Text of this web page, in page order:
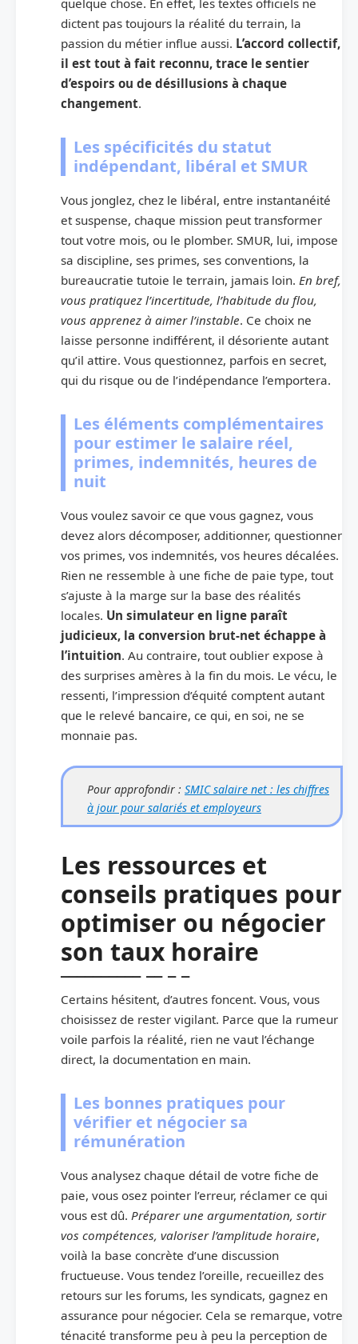
dictent pas toujours la réalité du terrain, la
passion du métier influe aussi. L’accord collectif,
il est tout à fait reconnu, trace le sentier
d’espoirs ou de désillusions à chaque
changement.
Les spécificités du statut
indépendant, libéral et SMUR
Vous jonglez, chez le libéral, entre instantanéité
et suspense, chaque mission peut transformer
tout votre mois, ou le plomber. SMUR, lui, impose
sa discipline, ses primes, ses conventions, la
bureaucratie tutoie le terrain, jamais loin. En bref,
vous pratiquez l’incertitude, l’habitude du flou,
vous apprenez à aimer l’instable. Ce choix ne
laisse personne indifférent, il désoriente autant
qu’il attire. Vous questionnez, parfois en secret,
qui du risque ou de l’indépendance l’emportera.
Les éléments complémentaires
pour estimer le salaire réel,
primes, indemnités, heures de
nuit
Vous voulez savoir ce que vous gagnez, vous
devez alors décomposer, additionner, questionner
vos primes, vos indemnités, vos heures décalées.
Rien ne ressemble à une fiche de paie type, tout
s’ajuste à la marge sur la base des réalités
locales. Un simulateur en ligne paraît
judicieux, la conversion brut-net échappe à
l’intuition. Au contraire, tout oublier expose à
des surprises amères à la fin du mois. Le vécu, le
ressenti, l’impression d’équité comptent autant
que le relevé bancaire, ce qui, en soi, ne se
monnaie pas.
Pour approfondir : SMIC salaire net : les chiffres
à jour pour salariés et employeurs
Les ressources et
conseils pratiques pour
optimiser ou négocier
son taux horaire
Certains hésitent, d’autres foncent. Vous, vous
choisissez de rester vigilant. Parce que la rumeur
voile parfois la réalité, rien ne vaut l’échange
direct, la documentation en main.
Les bonnes pratiques pour
vérifier et négocier sa
rémunération
Vous analysez chaque détail de votre fiche de
paie, vous osez pointer l’erreur, réclamer ce qui
vous est dû. Préparer une argumentation, sortir
vos compétences, valoriser l’amplitude horaire,
voilà la base concrète d’une discussion
fructueuse. Vous tendez l’oreille, recueillez des
retours sur les forums, les syndicats, gagnez en
assurance pour négocier. Cela se remarque, votre
ténacité transforme peu à peu la perception de